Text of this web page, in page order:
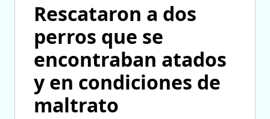
Rescataron a dos
perros que se
encontraban atados
y en condiciones de
maltrato